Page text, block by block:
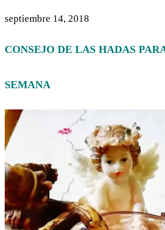
septiembre 14, 2018
CONSEJO DE LAS HADAS
SEMANA